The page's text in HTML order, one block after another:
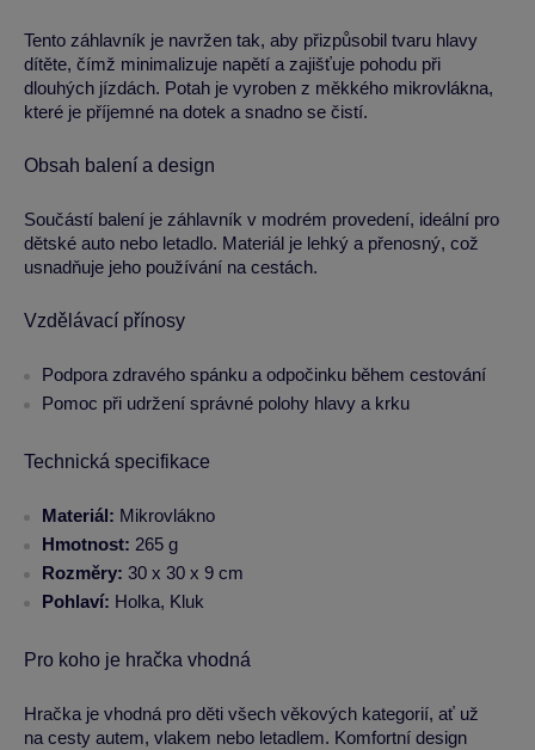
Tento záhlavník je navržen tak, aby přizpůsobil tvaru hlavy
dítěte, čímž minimalizuje napětí a zajišťuje pohodu při
dlouhých jízdách. Potah je vyroben z měkkého mikrovlákna,
které je příjemné na dotek a snadno se čistí.
Obsah balení a design
Součástí balení je záhlavník v modrém provedení, ideální pro
dětské auto nebo letadlo. Materiál je lehký a přenosný, což
usnadňuje jeho používání na cestách.
Vzdělávací přínosy
Podpora zdravého spánku a odpočinku během cestování
Pomoc při udržení správné polohy hlavy a krku
Technická specifikace
Materiál: Mikrovlákno
Hmotnost: 265 g
Rozměry: 30 x 30 x 9 cm
Pohlaví: Holka, Kluk
Pro koho je hračka vhodná
Hračka je vhodná pro děti všech věkových kategorií, ať už
na cesty autem, vlakem nebo letadlem. Komfortní design